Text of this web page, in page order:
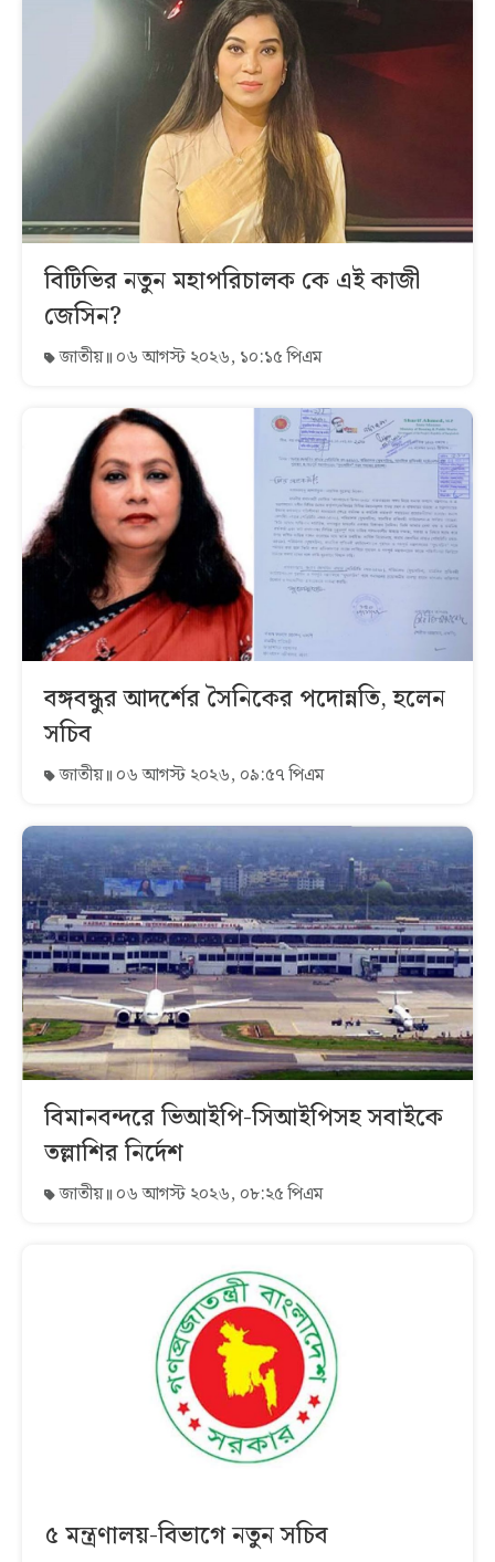
বিটিভির নতুন মহাপরিচালক কে এই কাজী
জেসিন?
জাতীয় ০৬ আগস্ট ২০২৬, ১০:১৫ পিএম
বঙ্গবন্ধুর আদর্শের সৈনিকের পদোন্নতি, হলেন
সচিব
জাতীয় ০৬ আগস্ট ২০২৬, ০৯:৫৭ পিএম
বিমানবন্দরে ভিআইপি-সিআইপিসহ সবাইকে
তল্লাশির নির্দেশ
জাতীয় ০৬ আগস্ট ২০২৬, ০৮:২৫ পিএম
৫ মন্ত্রণালয়-বিভাগে নতুন সচিব